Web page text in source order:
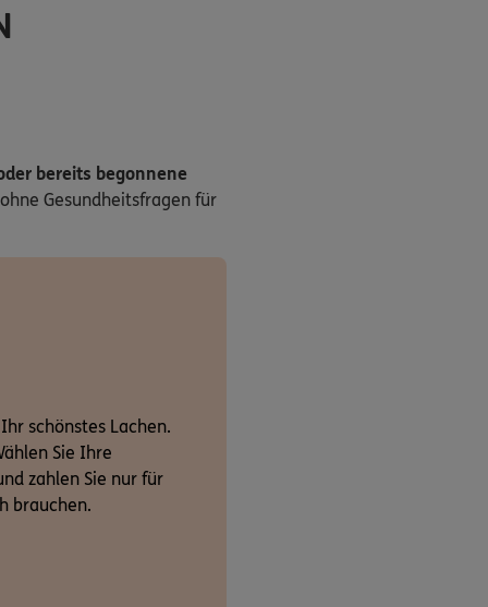
bereits begonnene
Gesundheitsfragen für
schönstes Lachen.
Sie Ihre
zahlen Sie nur für
brauchen.